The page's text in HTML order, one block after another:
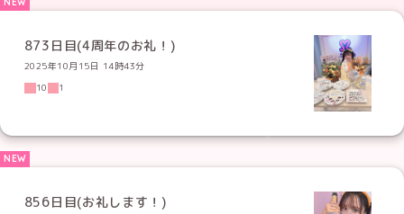
873日目(4周年のお礼！)
2025年10月15日 14時43分
10
1
856日目(お礼します！)